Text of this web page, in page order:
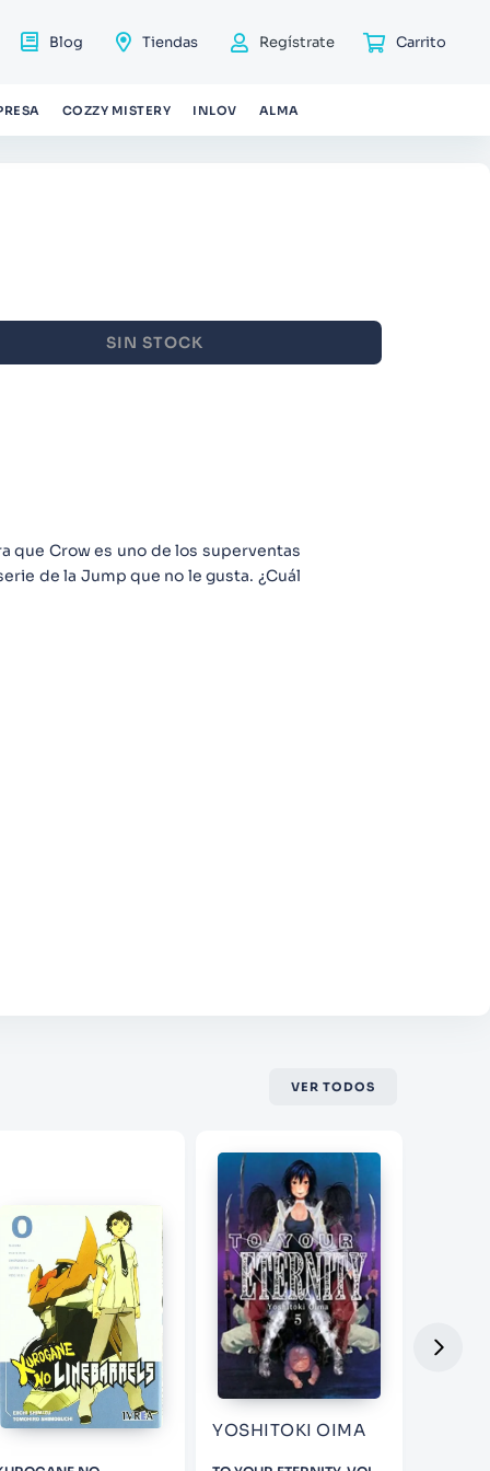
Blog Tiendas Regístrate
COZZY MISTERY INLOV ALMA
SIN STOCK
que Crow es uno de los superventas
de la Jump que no le gusta. ¿Cuál
VER TODOS
YOSHITOKI OIMA